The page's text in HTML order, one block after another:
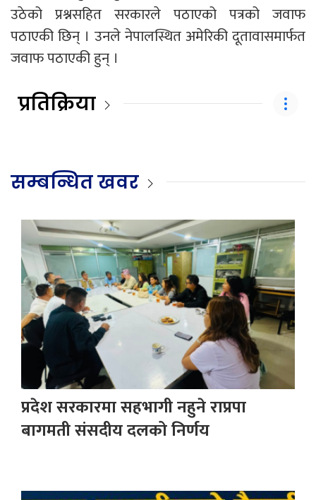
उठेको प्रश्नसहित सरकारले पठाएको पत्रको जवाफ
पठाएकी छिन् । उनले नेपालस्थित अमेरिकी दूतावासमार्फत
जवाफ पठाएकी हुन् ।
प्रतिक्रिया
सम्बन्धित खवर
प्रदेश सरकारमा सहभागी नहुने राप्रपा
बागमती संसदीय दलको निर्णय